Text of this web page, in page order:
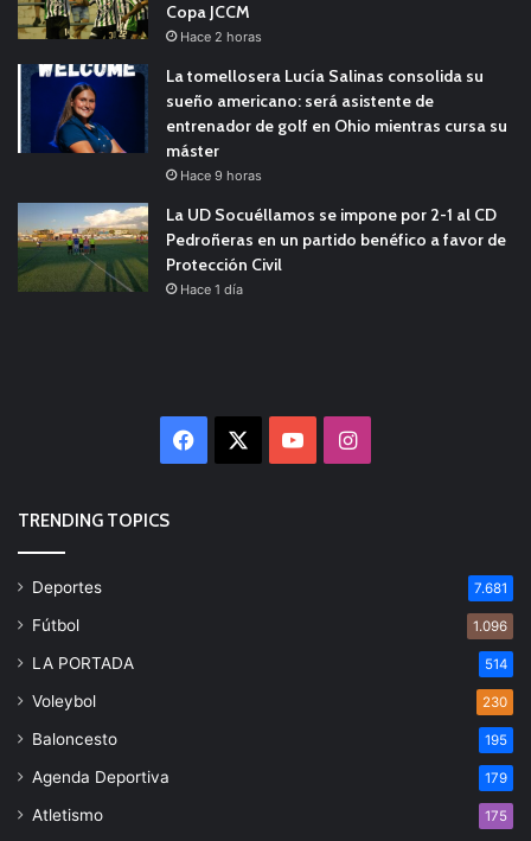
Copa JCCM
Hace 2 horas
La tomellosera Lucía Salinas consolida su
sueño americano: será asistente de
entrenador de golf en Ohio mientras cursa su
máster
Hace 9 horas
La UD Socuéllamos se impone por 2-1 al CD
Pedroñeras en un partido benéfico a favor de
Protección Civil
Hace 1 día
Facebook YouTubeInstagram
TRENDING TOPICS
Deportes 7.681
Fútbol 1.096
LA PORTADA 514
Voleybol 230
Baloncesto 195
Agenda Deportiva 179
Atletismo 175